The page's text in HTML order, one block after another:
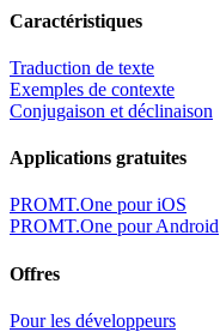
Caractéristiques
Traduction de texte
Exemples de contexte
Conjugaison et déclinaison
Applications gratuites
PROMT.One pour iOS
PROMT.One pour Android
Offres
Pour les développeurs